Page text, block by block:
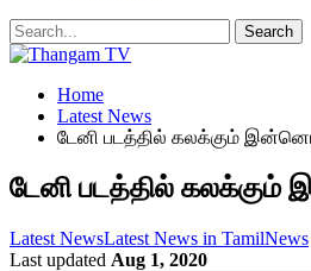
Home
Latest News
டேனி படத்தில் கலக்கும்
டேனி படத்தில் கலக்கும்
Latest NewsLatest News in TamilNews
Last updated Aug 1, 2020